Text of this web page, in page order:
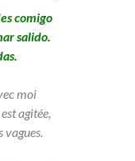
comigo
salido.
moi
agitée,
vagues.